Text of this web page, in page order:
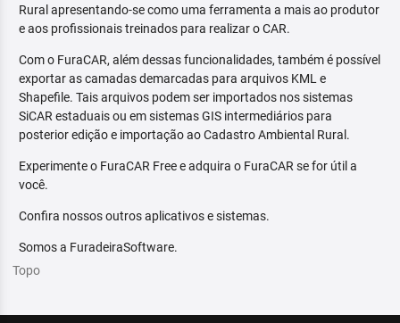
Rural apresentando-se como uma ferramenta a mais ao produtor
e aos profissionais treinados para realizar o CAR.
Com o FuraCAR, além dessas funcionalidades, também é possível
exportar as camadas demarcadas para arquivos KML e
Shapefile. Tais arquivos podem ser importados nos sistemas
SiCAR estaduais ou em sistemas GIS intermediários para
posterior edição e importação ao Cadastro Ambiental Rural.
Experimente o FuraCAR Free e adquira o FuraCAR se for útil a
você.
Confira nossos outros aplicativos e sistemas.
Somos a FuradeiraSoftware.
Topo